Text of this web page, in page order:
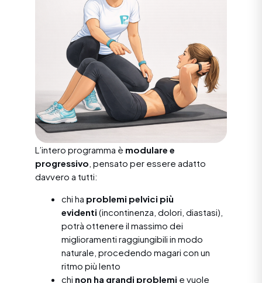
L’intero programma è modulare e
progressivo , pensato per essere adatto
davvero a tutti:
chi ha problemi pelvici più
evidenti (incontinenza, dolori, diastasi),
potrà ottenere il massimo dei
miglioramenti raggiungibili in modo
naturale, procedendo magari con un
ritmo più lento
chi non ha grandi problemi e vuole